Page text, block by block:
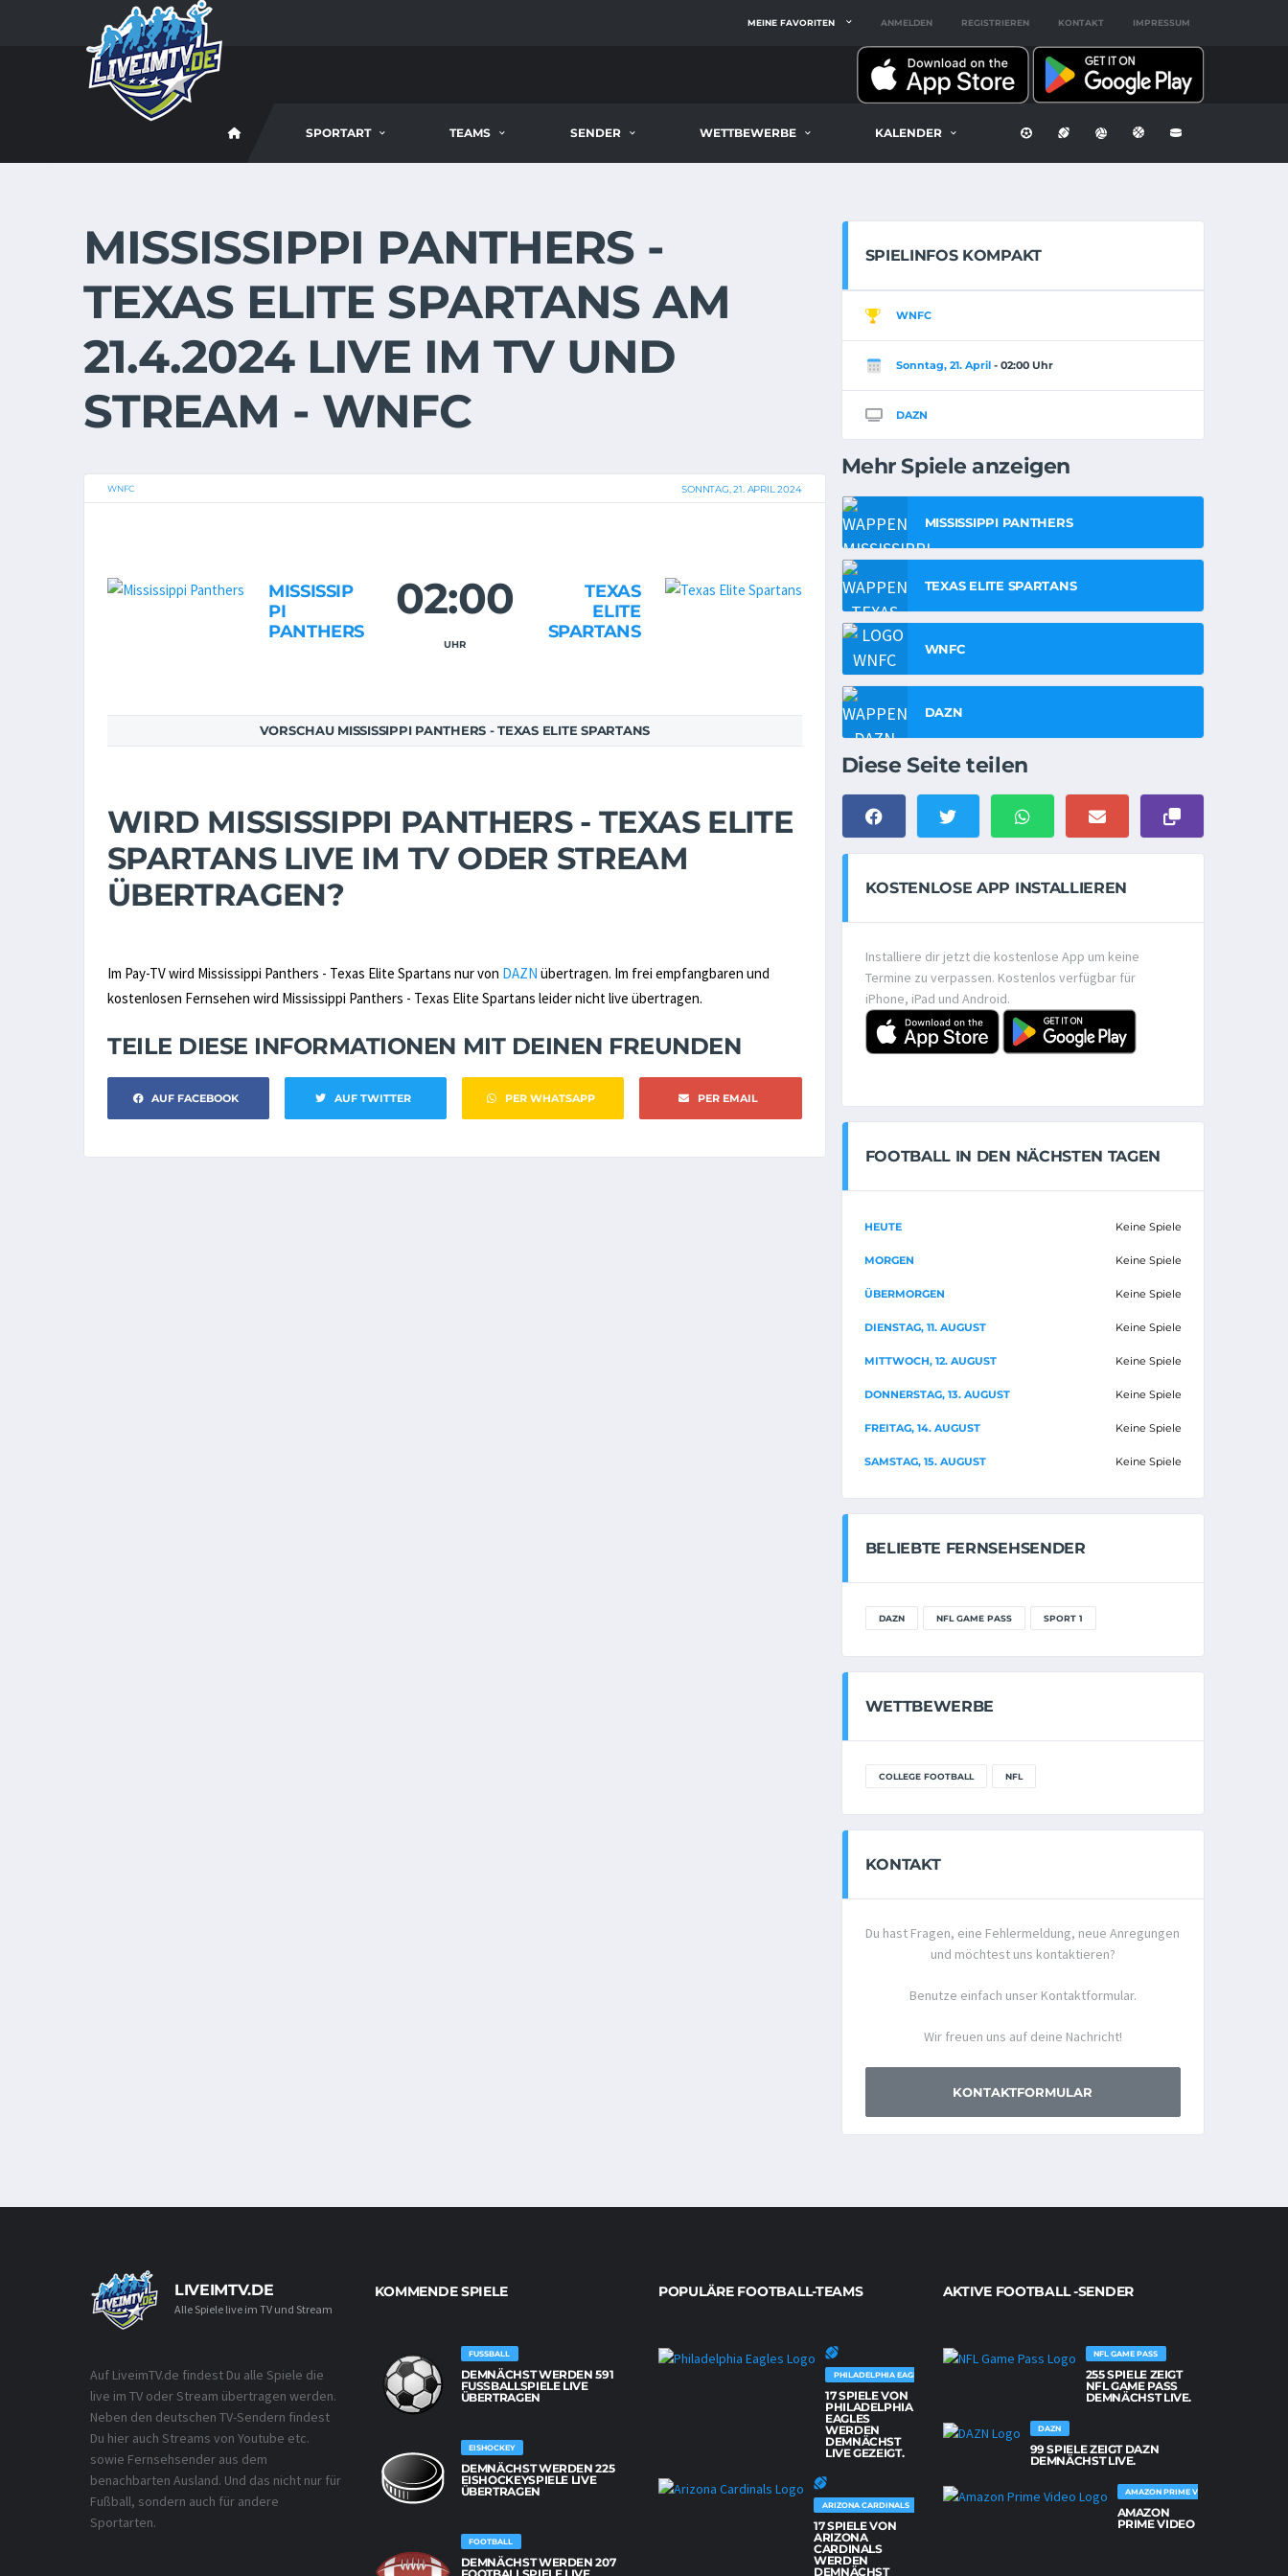
MEINE FAVORITEN ANMELDEN REGISTRIEREN KONTAKT IMPRESSUM
SPORTART TEAMS SENDER WETTBEWERBE KALENDER
MISSISSIPPI PANTHERS -
TEXAS ELITE SPARTANS AM
21.4.2024 LIVE IM TV UND
STREAM - WNFC
WNFC SONNTAG, 21. APRIL 2024
MISSISSIP
PI
PANTHERS
02:00
UHR
TEXAS
ELITE
SPARTANS
VORSCHAU MISSISSIPPI PANTHERS - TEXAS ELITE SPARTANS
WIRD MISSISSIPPI PANTHERS - TEXAS ELITE
SPARTANS LIVE IM TV ODER STREAM
ÜBERTRAGEN?
Im Pay-TV wird Mississippi Panthers - Texas Elite Spartans nur von DAZN übertragen. Im frei empfangbaren und
kostenlosen Fernsehen wird Mississippi Panthers - Texas Elite Spartans leider nicht live übertragen.
TEILE DIESE INFORMATIONEN MIT DEINEN FREUNDEN
AUF FACEBOOK AUF TWITTER PER WHATSAPP PER EMAIL
SPIELINFOS KOMPAKT
WNFC
Sonntag, 21. April- 02:00 Uhr
DAZN
Mehr Spiele anzeigen
MISSISSIPPI PANTHERS
TEXAS ELITE SPARTANS
WNFC
DAZN
Diese Seite teilen
KOSTENLOSE APP INSTALLIEREN
Installiere dir jetzt die kostenlose App um keine
Termine zu verpassen. Kostenlos verfügbar für
iPhone, iPad und Android.
FOOTBALL IN DEN NÄCHSTEN TAGEN
HEUTE Keine Spiele
MORGEN Keine Spiele
ÜBERMORGEN Keine Spiele
DIENSTAG, 11. AUGUST Keine Spiele
MITTWOCH, 12. AUGUST Keine Spiele
DONNERSTAG, 13. AUGUST Keine Spiele
FREITAG, 14. AUGUST Keine Spiele
SAMSTAG, 15. AUGUST Keine Spiele
BELIEBTE FERNSEHSENDER
DAZN NFL GAME PASS SPORT 1
WETTBEWERBE
COLLEGE FOOTBALL NFL
KONTAKT
Du hast Fragen, eine Fehlermeldung, neue Anregungen
und möchtest uns kontaktieren?
Benutze einfach unser Kontaktformular.
Wir freuen uns auf deine Nachricht!
KONTAKTFORMULAR
LIVEIMTV.DE
Alle Spiele live im TV und Stream
Auf LiveimTV.de findest Du alle Spiele die
live im TV oder Stream übertragen werden.
Neben den deutschen TV-Sendern findest
Du hier auch Streams von Youtube etc.
sowie Fernsehsender aus dem
benachbarten Ausland. Und das nicht nur für
Fußball, sondern auch für andere
Sportarten.
KOMMENDE SPIELE
FUSSBALL
DEMNÄCHST WERDEN 591
FUSSBALLSPIELE LIVE Ü
BERTRAGEN
EISHOCKEY
DEMNÄCHST WERDEN 225
EISHOCKEYSPIELE LIVE
ÜBERTRAGEN
FOOTBALL
DEMNÄCHST WERDEN 207
POPULÄRE FOOTBALL-TEAMS
PHILADELPHIA EAGLES
17 SPIELE VON
PHILADELPHIA
EAGLES
WERDEN
DEMNÄCHST
LIVE GEZEIGT.
ARIZONA CARDINALS
17 SPIELE VON
ARIZONA
CARDINALS
WERDEN
DEMNÄCHST
AKTIVE FOOTBALL -SENDER
NFL GAME PASS
255 SPIELE ZEIGT
NFL GAME PASS
DEMNÄCHST LIVE.
DAZN
99 SPIELE ZEIGT DAZN
DEMNÄCHST LIVE.
AMAZON PRIME VIDEO
AMAZON
PRIME VIDEO